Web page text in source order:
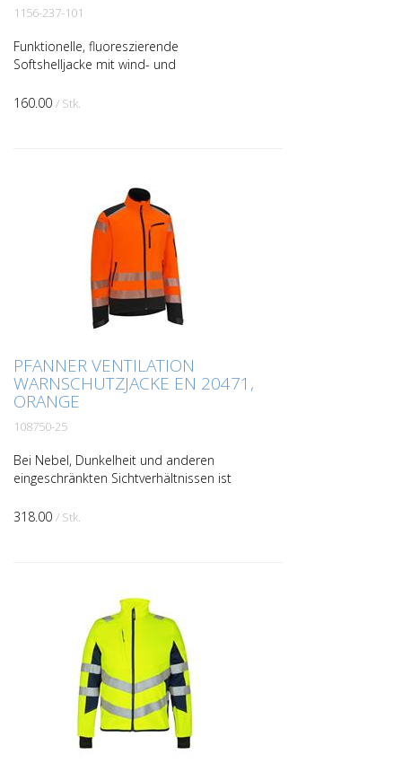
1156-237-101
Funktionelle, fluoreszierende
Softshelljacke mit wind- und
Dieses attraktive Modell wurde speziell
160.00 / Stk.
PFANNER VENTILATION
WARNSCHUTZJACKE EN 20471,
ORANGE
108750-25
Bei Nebel, Dunkelheit und anderen
eingeschränkten Sichtverhältnissen ist
entscheidender Sicherheitsfaktor. Unsere
318.00 / Stk.